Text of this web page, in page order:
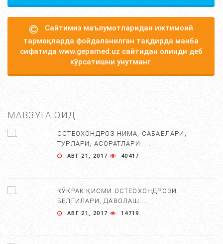
Сайтимиз маълумотларидан ижтимоий
тармоқларда фойдаланилган тақдирда манба
сифатида www.gepamed.uz сайтидан олинди деб
кўрсатишни унутманг.
МАВЗУГА ОИД
ОСТЕОХОНДРОЗ НИМА, САБАБЛАРИ,
ТУРЛАРИ, АСОРАТЛАРИ. ...
АВГ 21, 2017 40417
КЎКРАК ҚИСМИ ОСТЕОХОНДРОЗИ.
БЕЛГИЛАРИ, ДАВОЛАШ....
АВГ 21, 2017 14719